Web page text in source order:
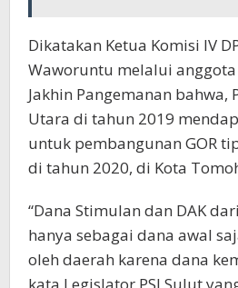
Dikatakan Ketua Komisi IV
Waworuntu melalui
Jakhin Pangemanan bahwa,
Utara di tahun 2019
untuk pembangunan GOR
di tahun 2020, di Kota
“Dana Stimulan dan DAK
hanya sebagai dana awal
oleh daerah karena dana
kata Legislator PSI Sulut